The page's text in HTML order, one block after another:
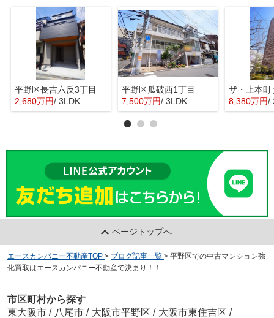
平野区長吉六反3丁目
2,680万円/ 3LDK
平野区瓜破西1丁目
7,500万円/ 3LDK
ザ・上本町
8,380万円/
ページトップへ
エースカンパニー不動産TOP > ブログ記事一覧 > 平野区での中古マンション強
化買取はエースカンパニー不動産で決まり！！
市区町村から探す
東大阪市 / 八尾市 / 大阪市平野区 / 大阪市東住吉区 /